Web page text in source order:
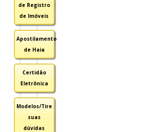
de Registro
de Imóveis
Apostilamento
de Haia
Certidão
Eletrônica
Modelos/Tire
suas
dúvidas